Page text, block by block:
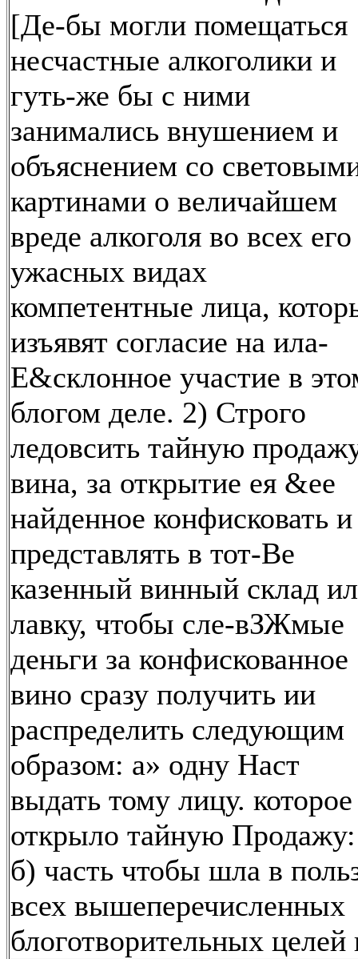
[Де-бы могли помещаться
несчастные алкоголики и
гуть-же бы с ними
занимались внушением и
объяснением со
картинами о величайшем
вреде алкоголя во всех его
ужасных видах
компетентные лица,
изъявят согласие на ила-
Е&склонное участие в
блогом деле. 2) Строго
ледовсить тайную
вина, за открытие ея &ее
найденное конфисковать и
представлять в тот-Ве
казенный винный склад
лавку, чтобы сле-вЗЖмые
деньги за конфискованное
вино сразу получить ии
распределить следующим
образом: а» одну Наст
выдать тому лицу. которое
открыло тайную Продажу:
б) часть чтобы шла в
всех вышеперечисленных
блоготворительных целей